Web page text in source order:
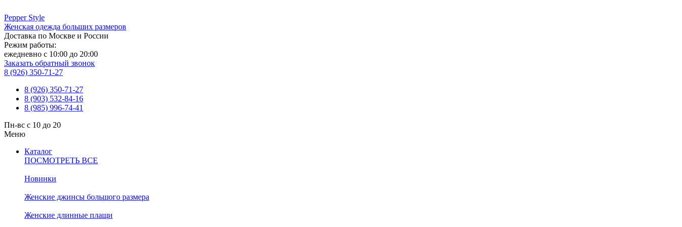
Pepper Style
Женская одежда больших размеров
Доставка по Москве и России
Режим работы:
ежедневно с 10:00 до 20:00
Заказать обратный звонок
8 (926) 350-71-27
8 (926) 350-71-27
8 (903) 532-84-16
8 (985) 996-74-41
Пн-вс с 10 до 20
Меню
Каталог
ПОСМОТРЕТЬ ВСЕ
Новинки
Женские джинсы большого размера
Женские длинные плащи